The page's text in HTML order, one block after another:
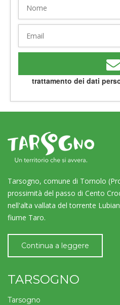
trattamento dei dati
Tarsogno, comune di Tornolo
prossimità del passo di Cento
nell'alta vallata del torrente
fiume Taro.
Continua a leggere
TARSOGNO
Tarsogno